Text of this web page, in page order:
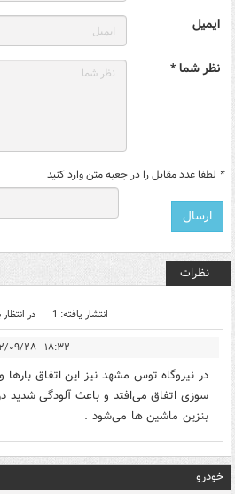
ایمیل
نظر شما *
* لطفا عدد مقابل را در جعبه متن وارد کنید
نظرات
انتشار یافته: 1 در
۱۸:۳۲ - ۱۴۰۲/۰۹/۲۸
در نیروگاه توس مشهد نیز این اتفاق
سوزی اتفاق می‌افتد و باعث آلودگی شدید
بنزین ماشین ها می‌شود .
خودرو